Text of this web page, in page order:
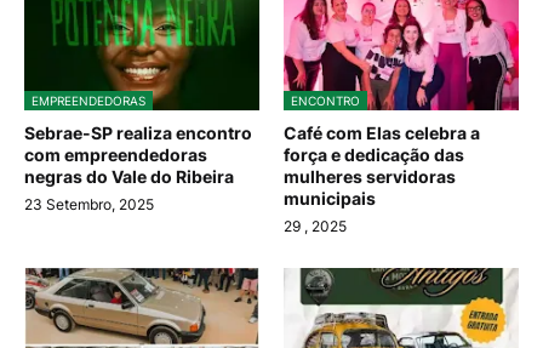
EMPREENDEDORAS
Sebrae-SP realiza encontro
com empreendedoras
negras do Vale do Ribeira
23 Setembro, 2025
ENCONTRO
Café com Elas celebra a
força e dedicação das
mulheres servidoras
municipais
29 , 2025